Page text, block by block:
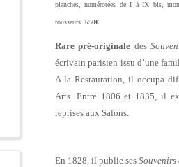
planches, numérotées de I à IX bis,
rousseurs. 650€
Rare pré-originale des
écrivain parisien issu d’une
A la Restauration, il occupa
Arts. Entre 1806 et 1835, il
reprises aux Salons.
En 1828, il publie ses Souvenirs